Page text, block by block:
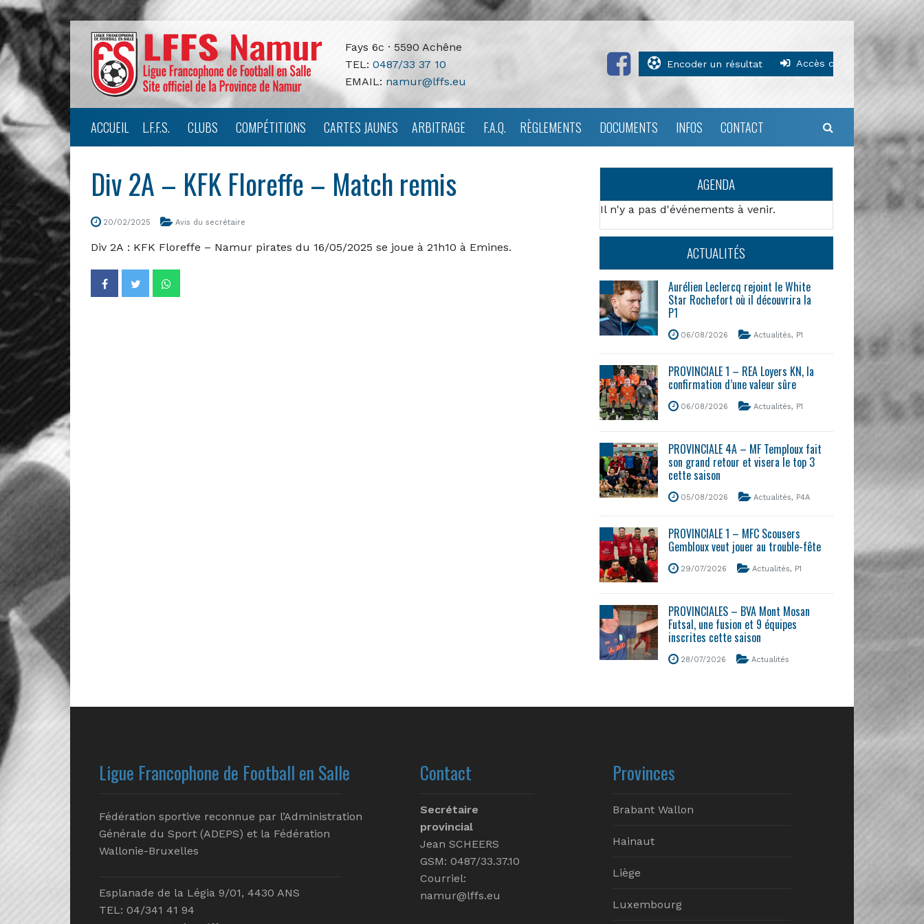
Fays 6c · 5590 Achêne
TEL: 0487/33 37 10
EMAIL: namur@lffs.eu
Encoder un résultat Accès clubs
ACCUEIL L.F.F.S. CLUBS COMPÉTITIONS CARTES JAUNES ARBITRAGE F.A.Q. RÈGLEMENTS DOCUMENTS INFOS CONTACT
Div 2A – KFK Floreffe – Match remis
20/02/2025 Avis du secrétaire
Div 2A : KFK Floreffe – Namur pirates du 16/05/2025 se joue à 21h10 à Emines.
AGENDA
Il n'y a pas d'événements à venir.
ACTUALITÉS
Aurélien Leclercq rejoint le White
Star Rochefort où il découvrira la
P1
06/08/2026 Actualités, P1
PROVINCIALE 1 – REA Loyers KN, la
confirmation d’une valeur sûre
06/08/2026 Actualités, P1
PROVINCIALE 4A – MF Temploux fait
son grand retour et visera le top 3
cette saison
05/08/2026 Actualités, P4A
PROVINCIALE 1 – MFC Scousers
Gembloux veut jouer au trouble-fête
29/07/2026 Actualités, P1
PROVINCIALES – BVA Mont Mosan
Futsal, une fusion et 9 équipes
inscrites cette saison
28/07/2026 Actualités
Ligue Francophone de Football en Salle
Fédération sportive reconnue par l’Administration
Générale du Sport (ADEPS) et la Fédération
Wallonie-Bruxelles
Esplanade de la Légia 9/01, 4430 ANS
TEL: 04/341 41 94
Contact
Secrétaire
provincial
Jean SCHEERS
GSM: 0487/33.37.10
Courriel:
namur@lffs.eu
Provinces
Brabant Wallon
Hainaut
Liège
Luxembourg